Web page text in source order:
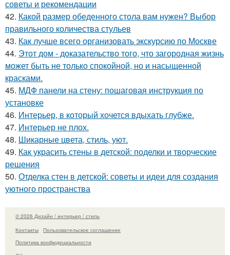
советы и рекомендации
42. Какой размер обеденного стола вам нужен? Выбор
правильного количества стульев
43. Как лучше всего организовать экскурсию по Москве
44. Этот дом - доказательство того, что загородная жизнь
может быть не только спокойной, но и насыщенной
красками.
45. МДФ панели на стену: пошаговая инструкция по
установке
46. Интерьер, в который хочется вдыхать глубже.
47. Интерьер не плох.
48. Шикарные цвета, стиль, уют.
49. Как украсить стены в детской: поделки и творческие
решения
50. Отделка стен в детской: советы и идеи для создания
уютного пространства
© 2026 Дизайн / интерьер / стиль
Контакты
Пользовательское соглашение
Политика конфидециальности